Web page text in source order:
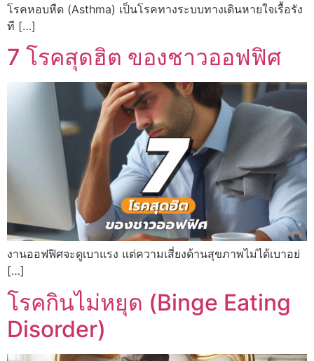
โรคหอบหืด (Asthma) เป็นโรคทางระบบทางเดินหายใจเรื้อรัง
ที […]
7 โรคสุดฮิต ของชาวออฟฟิศ
งานออฟฟิศจะดูเบาแรง แต่ความเสี่ยงด้านสุขภาพไม่ได้เบาอย่
[…]
โรคกินไม่หยุด (Binge Eating
Disorder)